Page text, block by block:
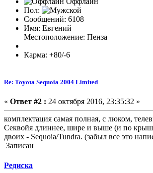
Пол:
Сообщений: 6108
Имя: Евгений
Местоположение: Пенза
Карма: +80/-6
Re: Toyota Sequoia 2004 Limited
« Ответ #2 : 24 октября 2016, 23:35:32 »
комплектация самая полная, с люком,
Секвойя длиннее, шире и выше (и по
двоих - Sequoia/Tundra. (забыл все это
Записан
Редиска